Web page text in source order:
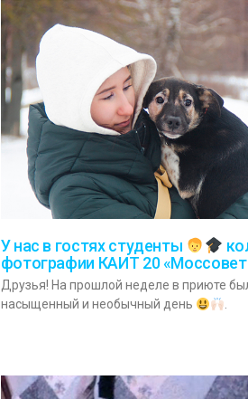
У нас в гостях студенты
фотографии КАИТ 20
Друзья! На прошлой неделе в приюте
насыщенный и необычный день